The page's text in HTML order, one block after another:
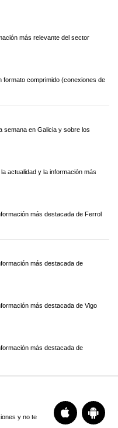
más relevante del sector
formato comprimido (conexiones de
semana en Galicia y sobre los
actualidad y la información más
más destacada de Ferrol
más destacada de
más destacada de Vigo
más destacada de
y no te